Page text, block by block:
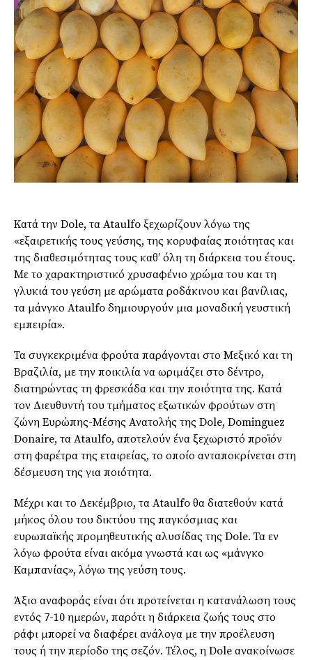
Κατά την Dole, τα Ataulfo ξεχωρίζουν λόγω της
«εξαιρετικής τους γεύσης, της κορυφαίας ποιότητας και
της διαθεσιμότητας τους καθ’ όλη τη διάρκεια του έτους.
Με το χαρακτηριστικό χρυσαφένιο χρώμα του και τη
γλυκιά του γεύση με αρώματα ροδάκινου και βανίλιας,
τα μάνγκο Ataulfo δημιουργούν μια μοναδική γευστική
εμπειρία».
Τα συγκεκριμένα φρούτα παράγονται στο Μεξικό και τη
Βραζιλία, με την ποικιλία να ωριμάζει στο δέντρο,
διατηρώντας τη φρεσκάδα και την ποιότητα της. Κατά
τον Διευθυντή του τμήματος εξωτικών φρούτων στη
ζώνη Ευρώπης-Μέσης Ανατολής της Dole, Dominguez
Donaire, τα Ataulfo, αποτελούν ένα ξεχωριστό προϊόν
στη φαρέτρα της εταιρείας, το οποίο ανταποκρίνεται στη
δέσμευση της για ποιότητα.
Μέχρι και το Δεκέμβριο, τα Ataulfo θα διατεθούν κατά
μήκος όλου του δικτύου της παγκόσμιας και
ευρωπαϊκής προμηθευτικής αλυσίδας της Dole. Τα εν
λόγω φρούτα είναι ακόμα γνωστά και ως «μάνγκο
Καμπανίας», λόγω της γεύση τους.
Άξιο αναφοράς είναι ότι προτείνεται η κατανάλωση τους
εντός 7-10 ημερών, παρότι η διάρκεια ζωής τους στο
ράφι μπορεί να διαφέρει ανάλογα με την προέλευση
τους ή την περίοδο της σεζόν. Τέλος, η Dole ανακοίνωσε